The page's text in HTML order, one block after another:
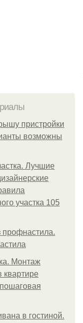
пристройки
возможны
Лучшие
участка 105
Монтаж
квартире
в гостиной.